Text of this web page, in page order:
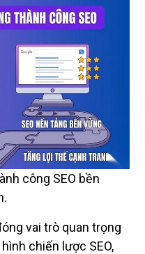
công SEO bền
vai trò quan trọng
chiến lược SEO,